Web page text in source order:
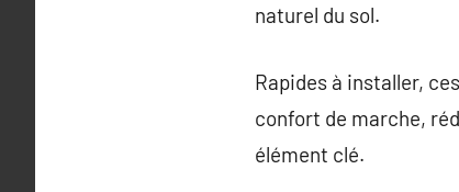
naturel du sol.
Rapides à installer,
confort de marche,
élément clé.